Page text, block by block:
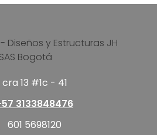
cra 13 #1c - 41
3133848476
601 5698120